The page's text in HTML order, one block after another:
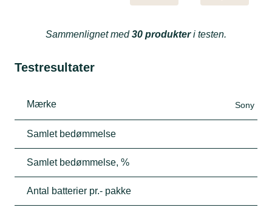
Sammenlignet med30 produkteri testen.
Testresultater
Mærke Sony
Samlet bedømmelse
Samlet bedømmelse, %
Antal batterier pr.- pakke